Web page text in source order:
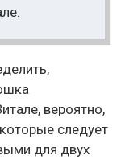
вероятно,
следует
для двух